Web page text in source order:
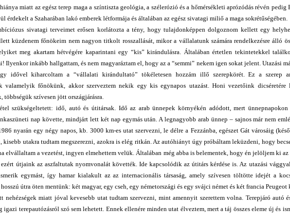
miatt az egész terep maga a színtiszta geológia, a szélerózió és a hőmérsékleti aprózódás révén pedig
érdekelt a Szaharában lakó emberek létformája és általában az egész sivatagi miliő a maga sokrétűségében.
sivatagi terveimet erősen korlátozta a tény, hogy tulajdonképpen dolgoznom kellett egy
küzdenem főnökeim nem nagyon titkolt rosszallását, mikor a vállalatunk számára rendelkezésre álló
meg akartam hétvégére kaparintani egy “kis” kirándulásra. Általában értetlen tekintetekkel
Ilyenkor inkább hallgattam, és nem magyaráztam el, hogy az a “semmi” nekem igen sokat jelent. Utazási
idővel kiharcoltam a “vállalati kirándultató” tökéletesen hozzám illő szerepkörét. Ez a szerep
valamelyik főnökünk, akkor szerveztem nekik egy kis egynapos utazást. Honi vezetőink dicséretére
szívesen jött országjárásra.
szükségeltetett: idő, autó és útitársak. Idő az arab ünnepek környékén adódott, mert
nap követte, mindjárt lett két nap egymás után. A legnagyobb arab ünnep – sajnos már nem
nyarán egy négy napos, kb. 3000 km-es utat szervezni, le délre a Fezzánba, egészet Gát városáig
utakra tudtam megszerezni, azokra is elég ritkán. Az autóhiányt úgy próbáltam leküzdeni, hogy
elvállaltam a vezetést, ingyen elmehettem velük. Általában még abba is belementek, hogy én jelöljem ki
útjaink az aszfaltutak nyomvonalát követték. Ide kapcsolódik az útitárs kérdése is. Az utazási
egymást, így hamar kialakult az az internacionális társaság, amely szívesen töltötte idejét a
útra öten mentünk: két magyar, egy cseh, egy németországi és egy svájci német és két francia
nehézségek miatt jóval kevesebb utat tudtam szervezni, mint amennyit szerettem volna. Terepjáró autó
terepautózásról szó sem lehetett. Ennek ellenére minden utat élveztem, mert a táj összes eleme új és